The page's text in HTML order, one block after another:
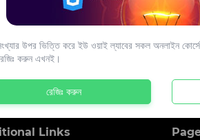
Links
উপর ভিত্তি করে ইউ ওয়াই ল্যাবের সকল অনলাইন
করুন এখনই।
রেজিঃ করুন